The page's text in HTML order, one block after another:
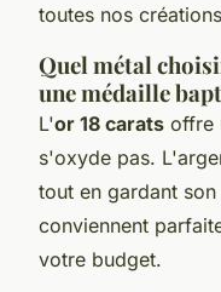
toutes nos
Quel métal
une médaille
L'or 18 carats offre
s'oxyde pas.
tout en gardant
conviennent
votre budget.